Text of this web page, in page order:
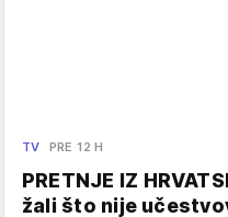
TV PRE 12 H
PRETNJE IZ
žali što nije